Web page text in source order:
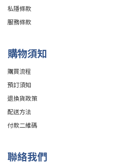
私隱條款
服務條款
購物須知
購買流程
預訂須知
退換貨政策
配送方法
付款二維碼
聯絡我們